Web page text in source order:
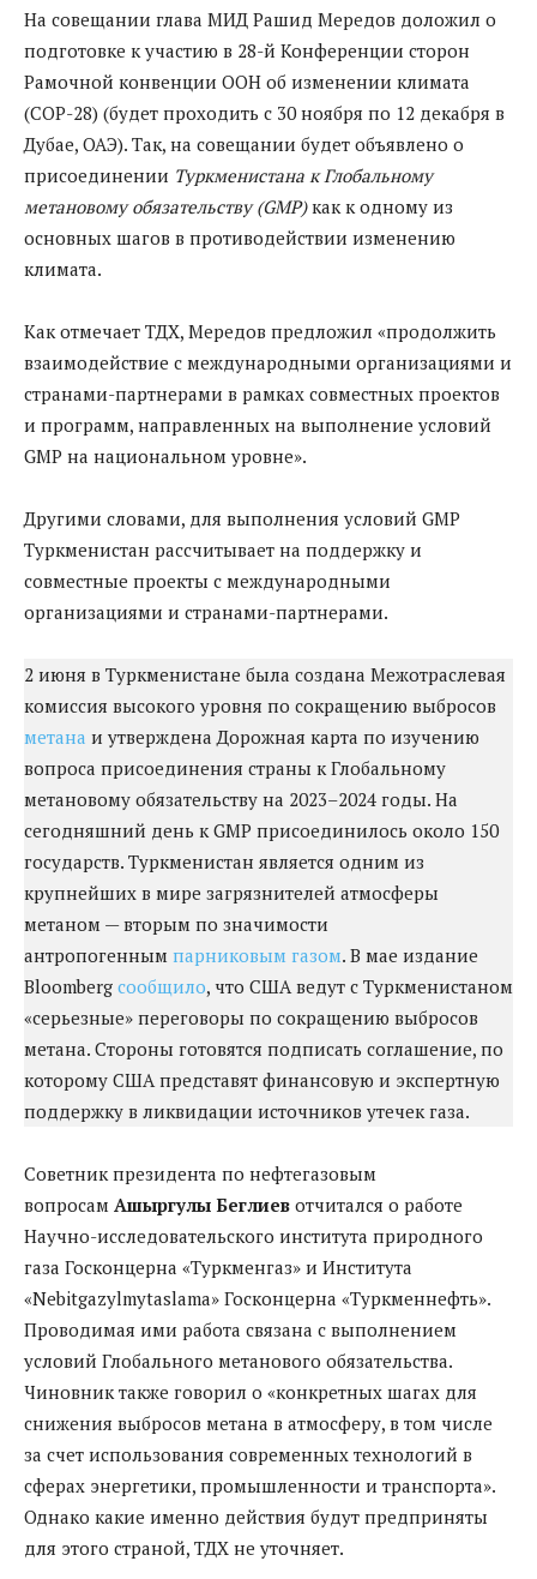
На совещании глава МИД Рашид Мередов доложил о
подготовке к участию в 28-й Конференции сторон
Рамочной конвенции ООН об изменении климата
(COP-28) (будет проходить с 30 ноября по 12 декабря в
Дубае, ОАЭ). Так, на совещании будет объявлено о
присоединении Туркменистана к Глобальному
метановому обязательству (GMP)как к одному из
основных шагов в противодействии изменению
климата.
Как отмечает ТДХ, Мередов предложил «продолжить
взаимодействие с международными организациями и
странами-партнерами в рамках совместных проектов
и программ, направленных на выполнение условий
GMP на национальном уровне».
Другими словами, для выполнения условий GMP
Туркменистан рассчитывает на поддержку и
совместные проекты с международными
организациями и странами-партнерами.
2 июня в Туркменистане была создана Межотраслевая
комиссия высокого уровня по сокращению выбросов
метана и утверждена Дорожная карта по изучению
вопроса присоединения страны к Глобальному
метановому обязательству на 2023–2024 годы. На
сегодняшний день к GMP присоединилось около 150
государств. Туркменистан является одним из
крупнейших в мире загрязнителей атмосферы
метаном — вторым по значимости
антропогенным парниковым газом. В мае издание
Bloomberg сообщило, что США ведут с Туркменистаном
«серьезные» переговоры по сокращению выбросов
метана. Стороны готовятся подписать соглашение, по
которому США представят финансовую и экспертную
поддержку в ликвидации источников утечек газа.
Советник президента по нефтегазовым
вопросам Ашыргулы Беглиев отчитался о работе
Научно-исследовательского института природного
газа Госконцерна «Туркменгаз» и Института
«Nebitgazylmytaslama» Госконцерна «Туркменнефть».
Проводимая ими работа связана с выполнением
условий Глобального метанового обязательства.
Чиновник также говорил о «конкретных шагах для
снижения выбросов метана в атмосферу, в том числе
за счет использования современных технологий в
сферах энергетики, промышленности и транспорта».
Однако какие именно действия будут предприняты
для этого страной, ТДХ не уточняет.